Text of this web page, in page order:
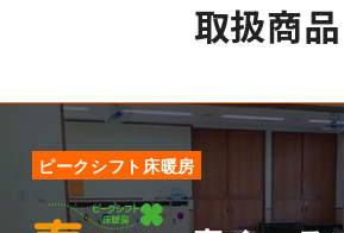
取扱商品
ピークシフト床暖房